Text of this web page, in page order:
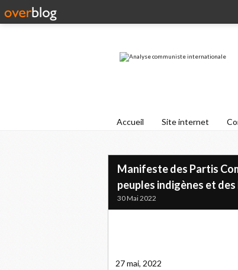
Accueil Site internet
Manifeste des Partis
peuples indigènes et
30 Mai 2022
27 mai, 2022